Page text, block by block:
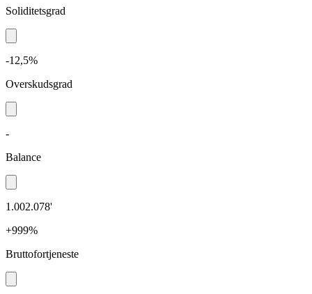
Soliditetsgrad
-12,5%
Overskudsgrad
-
Balance
1.002.078'
+999%
Bruttofortjeneste